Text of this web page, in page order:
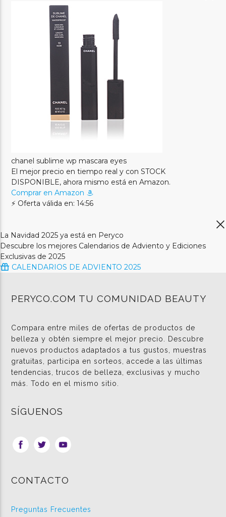
chanel sublime wp mascara eyes
El mejor precio en tiempo real y con STOCK
DISPONIBLE, ahora mismo está en Amazon.
Comprar en Amazon
⚡ Oferta válida en: 14:56
La Navidad 2025 ya está en Peryco
Descubre los mejores Calendarios de Adviento y Ediciones
Exclusivas de 2025
CALENDARIOS DE ADVIENTO 2025
PERYCO.COM TU COMUNIDAD BEAUTY
Compara entre miles de ofertas de productos de
belleza y obtén siempre el mejor precio. Descubre
nuevos productos adaptados a tus gustos, muestras
gratuitas, participa en sorteos, accede a las últimas
tendencias, trucos de belleza, exclusivas y mucho
más. Todo en el mismo sitio.
SÍGUENOS
CONTACTO
Preguntas Frecuentes